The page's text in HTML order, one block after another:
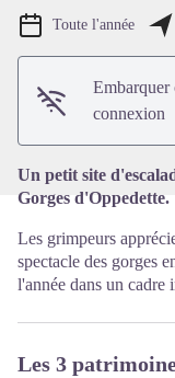
Toute l'année
Embarquer
connexion
Un petit site
Gorges d'Oppedette.
Les grimpeurs
spectacle des gorges
l'année dans un cadre
Les 3